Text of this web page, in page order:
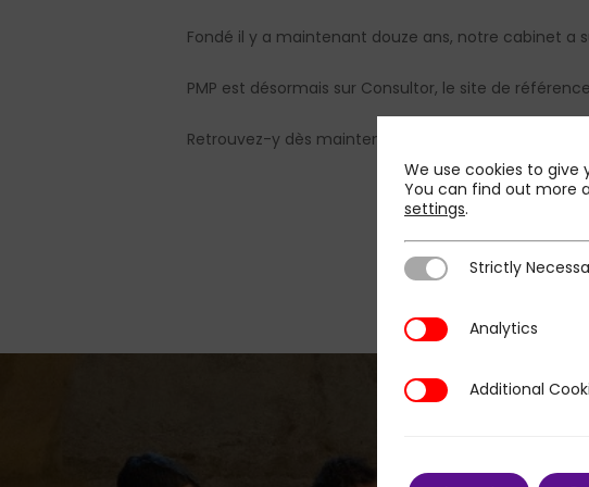
Fondé il y a maintenant douze ans, notre cabinet a
PMP est désormais sur Consultor, le site de
Retrouvez-y dès maintenant la
We use cookies to give
You can find out more
settings.
Strictly Necessary
Strictly
AnalyticsAnalytics
Additional Cookies
Additional